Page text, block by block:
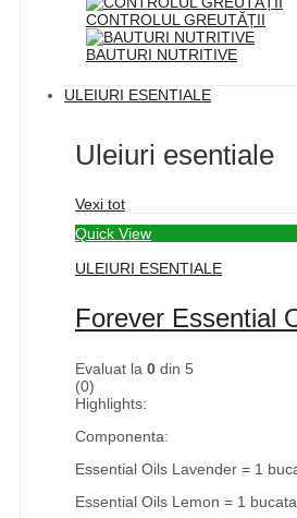
CONTROLUL GREUTĂȚII
BAUTURI NUTRITIVE
ULEIURI ESENTIALE
Uleiuri esentiale
Vexi tot
Quick View
ULEIURI ESENTIALE
Forever Essential
Evaluat la 0 din 5
(0)
Highlights:
Componenta:
Essential Oils Lavender = 1
Essential Oils Lemon = 1 bucata